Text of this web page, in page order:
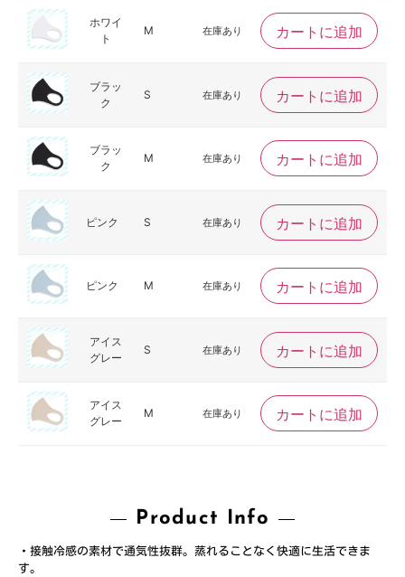
ホワイ
ト
M 在庫あり カートに追加
ブラッ
ク
S 在庫あり カートに追加
ブラッ
ク
M 在庫あり カートに追加
ピンク S 在庫あり カートに追加
ピンク M 在庫あり カートに追加
アイス
グレー
S 在庫あり カートに追加
アイス
グレー
M 在庫あり カートに追加
Product Info
・接触冷感の素材で通気性抜群。蒸れることなく快適に生活できま
す。